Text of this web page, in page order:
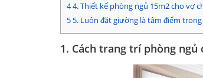
44. Thiết kế phòng ngủ 15m2 cho vợ
5 5. Luôn đặt giường là tâm điểm
1. Cách trang trí phòng